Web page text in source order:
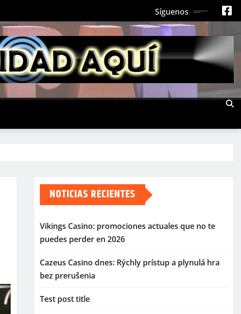
Síguenos
NOTICIAS RECIENTES
Vikings Casino: promociones actuales que no te
puedes perder en 2026
Cazeus Casino dnes: Rýchly prístup a plynulá hra
bez prerušenia
Test post title